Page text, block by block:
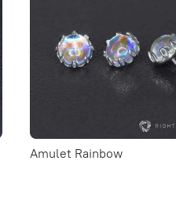
Amulet Rainbow